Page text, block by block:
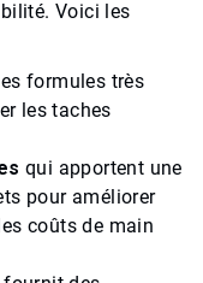
Voici les
formules très
les taches
qui apportent une
pour améliorer
coûts de main